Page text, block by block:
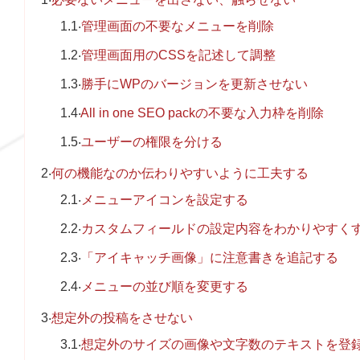
1.1管理画面の不要なメニューを削除
1.2管理画面用のCSSを記述して調整
1.3勝手にWPのバージョンを更新させない
1.4All in one SEO packの不要な入力枠を削除
1.5ユーザーの権限を分ける
2何の機能なのか伝わりやすいように工夫する
2.1メニューアイコンを設定する
2.2カスタムフィールドの設定内容をわかりやすく
2.3「アイキャッチ画像」に注意書きを追記する
2.4メニューの並び順を変更する
3想定外の投稿をさせない
3.1想定外のサイズの画像や文字数のテキストを登